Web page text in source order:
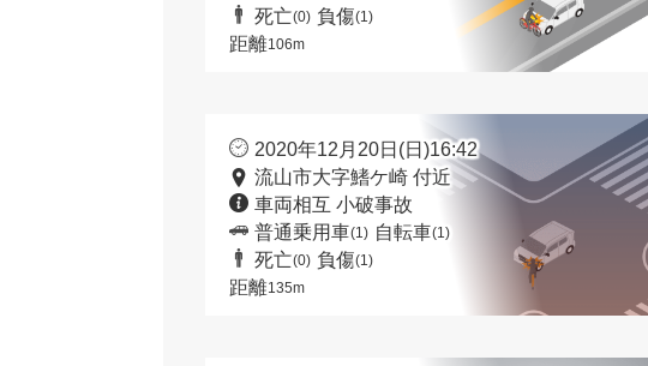
死亡(0) 負傷(1)
距離106m
2020年12月20日(日)16:42
流山市大字鰭ケ崎 付近
車両相互 小破事故
普通乗用車(1) 自転車(1)
死亡(0) 負傷(1)
距離135m